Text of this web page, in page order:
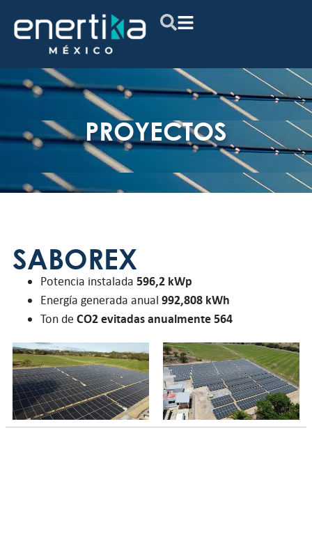
PROYECTOS
SABOREX
Potencia instalada 596,2 kWp
Energía generada anual 992,808 kWh
Ton de CO2 evitadas anualmente 564